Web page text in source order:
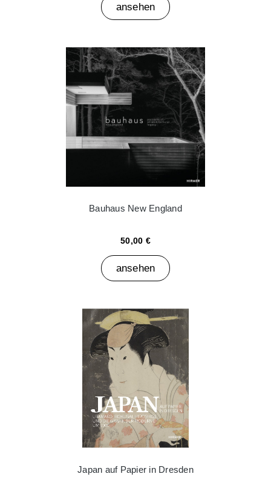
ansehen
Bauhaus New England
50,00 €
ansehen
Japan auf Papier in Dresden